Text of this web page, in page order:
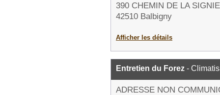
390 CHEMIN DE LA
42510 Balbigny
Afficher les détails
Entretien du Forez -
ADRESSE NON